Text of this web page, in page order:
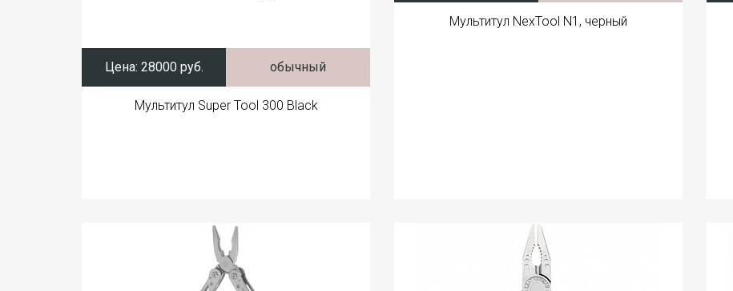
Цена: 28000 руб. обычный
Мультитул Super Tool 300 Black
Мультитул NexTool N1, черный